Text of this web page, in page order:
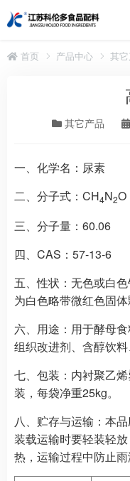
首页 产品中心 其
其它产品
一、化学名： 尿素
二、分子式： CH4N2O
三、分子量： 60.06
四、CAS： 57-13-6
五、性状： 无色或白
为白色略带微红色固
六、用途： 用于酵母
组织改进剂、含醇饮料
七、包装： 内衬聚乙
装，每袋净重25kg。
八、贮存与运输： 本
装载运输时要轻装轻
热，运输过程中防止雨